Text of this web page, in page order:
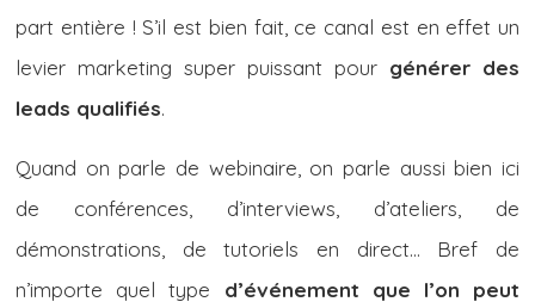
part entière ! S’il est bien fait, ce canal est en effet un
levier marketing super puissant pour générer des
leads qualifiés.
Quand on parle de webinaire, on parle aussi bien ici
de conférences, d’interviews, d’ateliers, de
démonstrations, de tutoriels en direct… Bref de
n’importe quel type d’événement que l’on peut